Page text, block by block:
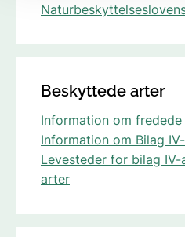
Beskyttede arter
Information om
Information om Bilag
Levesteder for bilag
arter